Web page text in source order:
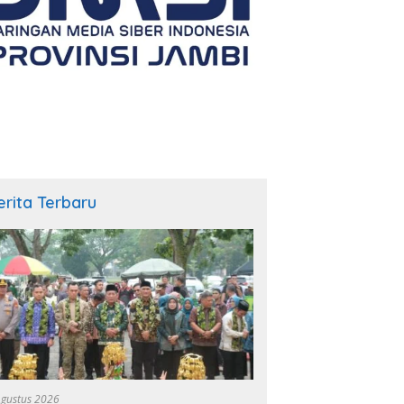
Terbaru
2026